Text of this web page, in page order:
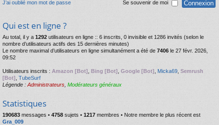
J’ai oublié mon mot de passe Se souvenir de moi
Qui est en ligne ?
Au total, il y a 1292 utilisateurs en ligne :: 6 inscrits, 0 invisible et 1286 invités (selon le
nombre d’utilisateurs actifs des 15 dernières minutes)
Le nombre maximal d’utilisateurs en ligne simultanément a été de 7406 le 27 févr. 2026,
09:52
Utilisateurs inscrits : Amazon [Bot] Bing [Bot] Google [Bot] Micka69 Semrush
[Bot] TubeSurf
Légende : Administrateurs Modérateurs généraux
Statistiques
190683 messages • 4758 sujets • 1217 membres • Notre membre le plus récent est
Gra_009